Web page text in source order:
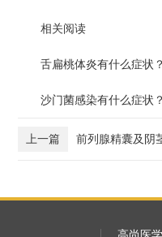
相关阅读
舌扁桃体炎有什么症状
沙门菌感染有什么症状
上一篇 前列腺精囊及阴